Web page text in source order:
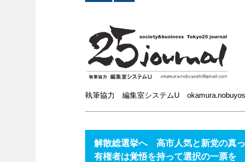
執筆協力 編集室システムU
解散総選挙へ 高市人気と新党の真
有権者は覚悟を持って選択の一票を